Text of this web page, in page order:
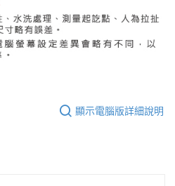
顯示電腦版詳細說明